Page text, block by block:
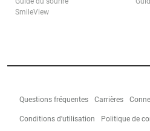
SmileView
Questions fréquentes Carrières
Conditions d'utilisation Politique de